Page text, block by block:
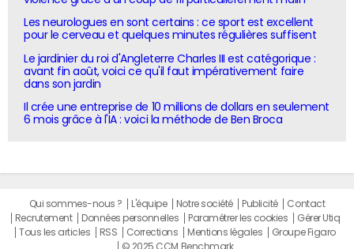
Les neurologues en sont certains : ce sport est excellent
pour le cerveau et quelques minutes régulières suffisent
Le jardinier du roi d'Angleterre Charles III est catégorique :
avant fin août, voici ce qu'il faut impérativement faire
dans son jardin
Il crée une entreprise de 10 millions de dollars en seulement
6 mois grâce à l'IA : voici la méthode de Ben Broca
Qui sommes-nous ? L'équipe Notre société Publicité
Contact
Recrutement
Données personnelles Paramétrer les cookies
Gérer Utiq
Tous les articles
RSS Corrections Mentions légales
Groupe Figaro
© 2025 CCM Benchmark